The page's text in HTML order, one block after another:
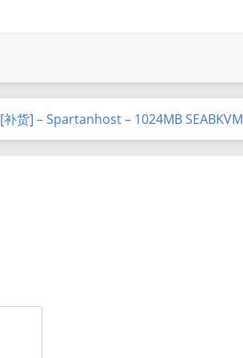
[补货] – Spartanhost – 1024MB SEABKVM